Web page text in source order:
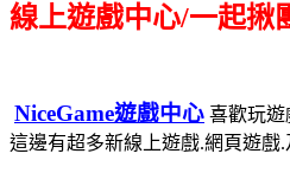
線上遊戲中心/一起揪
NiceGame遊戲中心 喜歡玩遊
這邊有超多新線上遊戲.網頁遊戲